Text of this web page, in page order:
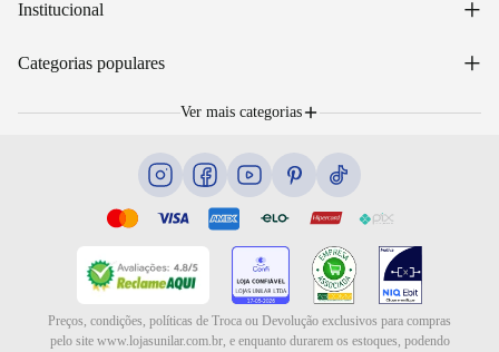
Acompanhar pedido
Email: sac@lojasunilar.com.br
Institucional +
Política de entregas
Portal de Vagas
Categorias populares +
Ver mais categorias
Preços, condições, políticas de Troca ou Devolução exclusivos para compras
pelo site www.lojasunilar.com.br, e enquanto durarem os estoques, podendo